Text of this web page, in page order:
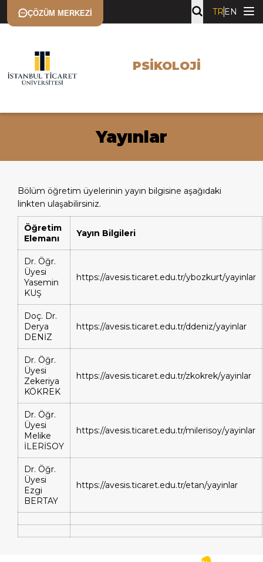
ÇÖZÜM MERKEZI TR EN
PSIKOLOJI
Yayınlar
Bölüm öğretim üyelerinin yayın bilgisine aşağıdaki
linkten ulaşabilirsiniz.
Öğretim
Elemanı
Yayın Bilgileri
Dr. Öğr.
Üyesi
Yasemin
KUŞ
https://avesis.ticaret.edu.tr/ybozkurt/yayinlar
Doç. Dr.
Derya
DENİZ
https://avesis.ticaret.edu.tr/ddeniz/yayinlar
Dr. Öğr.
Üyesi
Zekeriya
KÖKREK
https://avesis.ticaret.edu.tr/zkokrek/yayinlar
Dr. Öğr.
Üyesi
Melike
İLERİSOY
https://avesis.ticaret.edu.tr/milerisoy/yayinlar
Dr. Öğr.
Üyesi
Ezgi
BERTAY
https://avesis.ticaret.edu.tr/etan/yayinlar